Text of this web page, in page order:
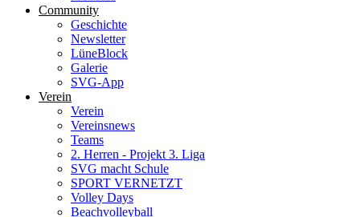
Community
Geschichte
Newsletter
LüneBlock
Galerie
SVG-App
Verein
Verein
Vereinsnews
Teams
2. Herren - Projekt 3. Liga
SVG macht Schule
SPORT VERNETZT
Volley Days
Beachvolleyball